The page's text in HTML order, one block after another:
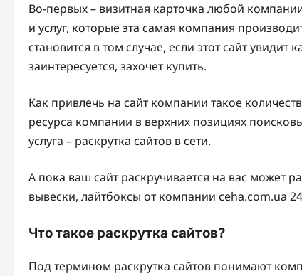
Во-первых – визитная карточка любой
и услуг, которые эта самая компания
становится в том случае, если этот сайт
заинтересуется, захочет купить.
Как привлечь на сайт компании такое
ресурса компании в верхних позициях
услуга – раскрутка сайтов в сети.
А пока ваш сайт раскручивается на вас может
вывески, лайтбоксы от компании ceha.com.ua
Что такое раскрутка сайтов?
Под термином раскрутка сайтов понимают